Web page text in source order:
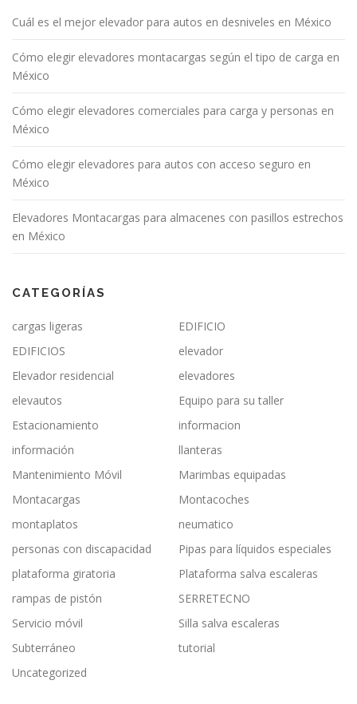
Cuál es el mejor elevador para autos en desniveles en México
Cómo elegir elevadores montacargas según el tipo de carga en
México
Cómo elegir elevadores comerciales para carga y personas en
México
Cómo elegir elevadores para autos con acceso seguro en
México
Elevadores Montacargas para almacenes con pasillos estrechos
en México
CATEGORÍAS
cargas ligeras
EDIFICIO
EDIFICIOS
elevador
Elevador residencial
elevadores
elevautos
Equipo para su taller
Estacionamiento
informacion
información
llanteras
Mantenimiento Móvil
Marimbas equipadas
Montacargas
Montacoches
montaplatos
neumatico
personas con discapacidad
Pipas para líquidos especiales
plataforma giratoria
Plataforma salva escaleras
rampas de pistón
SERRETECNO
Servicio móvil
Silla salva escaleras
Subterráneo
tutorial
Uncategorized